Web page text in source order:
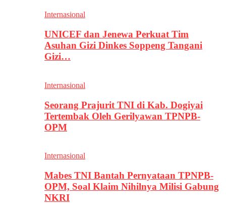
Internasional
UNICEF dan Jenewa Perkuat Tim
Asuhan Gizi Dinkes Soppeng Tangani
Gizi…
Internasional
Seorang Prajurit TNI di Kab. Dogiyai
Tertembak Oleh Gerilyawan TPNPB-
OPM
Internasional
Mabes TNI Bantah Pernyataan TPNPB-
OPM, Soal Klaim Nihilnya Milisi Gabung
NKRI